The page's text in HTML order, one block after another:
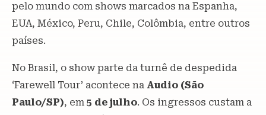
pelo mundo com shows marcados na Espanha,
EUA, México, Peru, Chile, Colômbia, entre outros
países.
No Brasil, o show parte da turnê de despedida
‘Farewell Tour’ acontece na Audio (São
Paulo/SP), em 5 de julho. Os ingressos custam a